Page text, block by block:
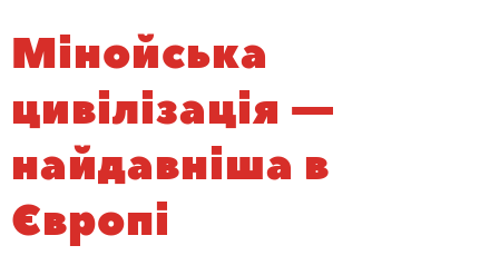
Мінойська
цивілізація —
найдавніша в
Європі